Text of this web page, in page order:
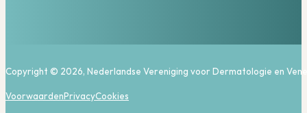
Copyright © 2026, Nederlandse Vereniging voor Dermatologie en
VoorwaardenPrivacyCookies